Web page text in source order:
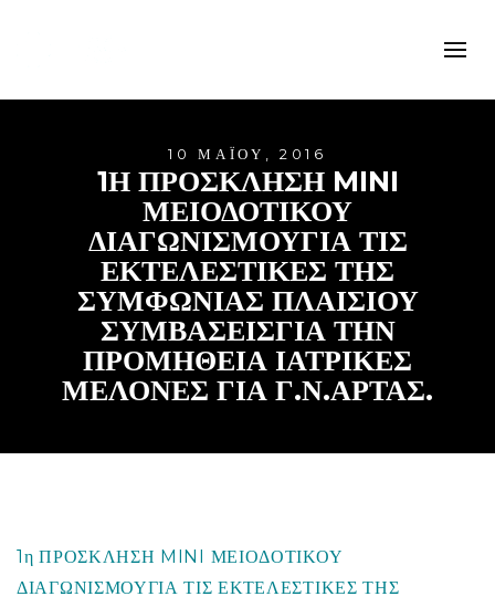
10 ΜΑΪ́ΟΥ, 2016
1Η ΠΡΟΣΚΛΗΣΗ MINI
ΜΕΙΟΔΟΤΙΚΟΥ
ΔΙΑΓΩΝΙΣΜΟΥΓΙΑ ΤΙΣ
ΕΚΤΕΛΕΣΤΙΚΕΣ ΤΗΣ
ΣΥΜΦΩΝΙΑΣ ΠΛΑΙΣΙΟΥ
ΣΥΜΒΑΣΕΙΣΓΙΑ ΤΗΝ
ΠΡΟΜΗΘΕΙΑ ΙΑΤΡΙΚΕΣ
ΜΕΛΟΝΕΣ ΓΙΑ Γ.Ν.ΑΡΤΑΣ.
1η ΠΡΟΣΚΛΗΣΗ MINI ΜΕΙΟΔΟΤΙΚΟΥ
ΔΙΑΓΩΝΙΣΜΟΥΓΙΑ ΤΙΣ ΕΚΤΕΛΕΣΤΙΚΕΣ ΤΗΣ